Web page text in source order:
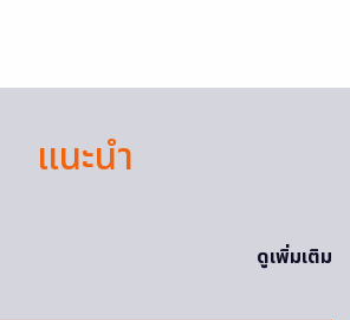
แนะนำ
ดูเพิ่มเติม